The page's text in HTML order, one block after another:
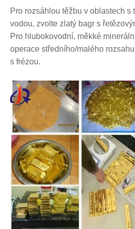
Pro rozsáhlou těžbu v oblastech s
vodou, zvolte zlatý bagr s
Pro hlubokovodní, měkké
operace středního/malého
s frézou.